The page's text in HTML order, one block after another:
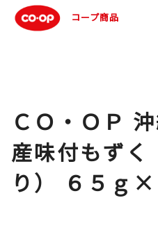
コープ商品
ＣＯ・ＯＰ
産味付もずく
り） ６５ｇ×